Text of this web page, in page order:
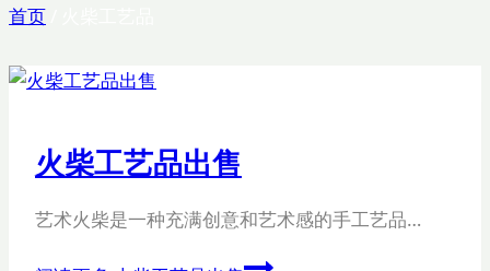
首页
火柴工艺品出售
艺术火柴是一种充满创意和艺术感的手工艺品…